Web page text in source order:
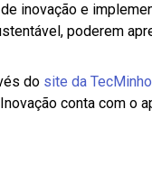
inovação e
poderem
do site da TecMinho
conta com o